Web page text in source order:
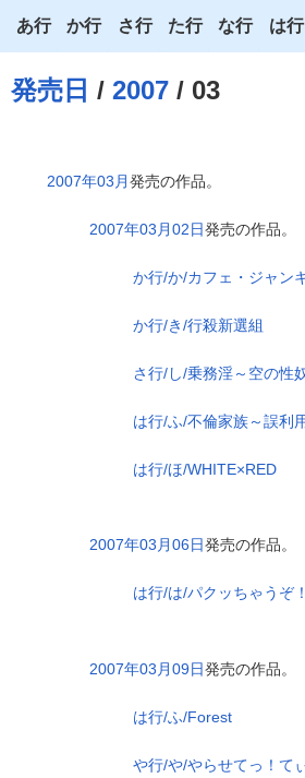
発売日 / 2007 / 03
あ行
い
か行
き
け
こ
さ行
し
せ
そ
た行
ち
て
と
な行
の
は行
ほ
2007年03月発売の作品。
2007年03月02日発売の作品。
か行/か/カフェ・ジャン
か行/き/行殺新選組
さ行/し/乗務淫～空の性
は行/ふ/不倫家族～誤利
は行/ほ/WHITE×RED
2007年03月06日発売の作品。
は行/は/パクッちゃうぞ
2007年03月09日発売の作品。
は行/ふ/Forest
や行/や/やらせてっ！て